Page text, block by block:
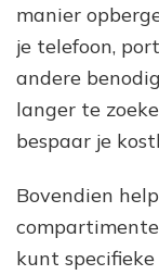
manier
je telefoon,
andere
langer te
bespaar je
Bovendien
kunt